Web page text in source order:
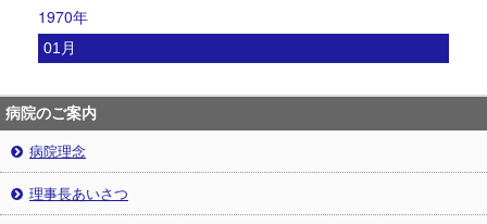
1970年
01月
病院のご案内
病院理念
理事長あいさつ